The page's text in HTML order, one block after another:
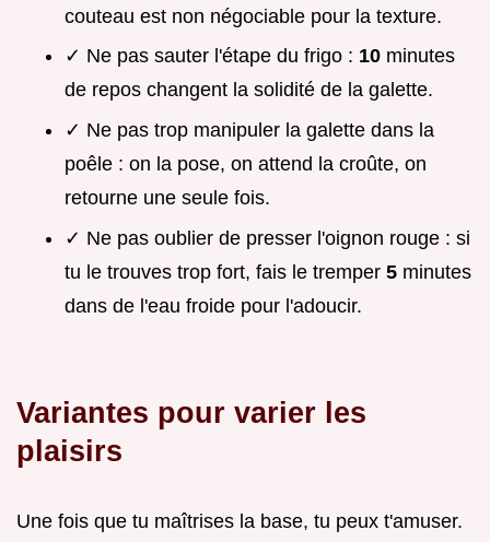
couteau est non négociable pour la texture.
✓ Ne pas sauter l'étape du frigo : 10 minutes
de repos changent la solidité de la galette.
✓ Ne pas trop manipuler la galette dans la
poêle : on la pose, on attend la croûte, on
retourne une seule fois.
✓ Ne pas oublier de presser l'oignon rouge : si
tu le trouves trop fort, fais le tremper 5 minutes
dans de l'eau froide pour l'adoucir.
Variantes pour varier les
plaisirs
Une fois que tu maîtrises la base, tu peux t'amuser.